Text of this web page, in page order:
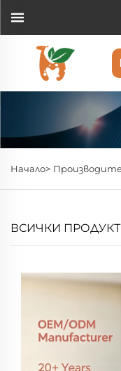
Начало>
ВСИЧКИ